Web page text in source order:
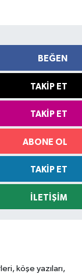
BEĞEN
TAKIP ET
TAKIP ET
ABONE OL
TAKIP ET
İLETIŞIM
köşe yazıları,